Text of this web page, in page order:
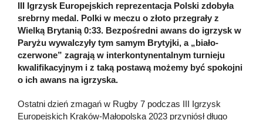
III Igrzysk Europejskich reprezentacja Polski zdobyła
srebrny medal. Polki w meczu o złoto przegrały z
Wielką Brytanią 0:33. Bezpośredni awans do igrzysk w
Paryżu wywalczyły tym samym Brytyjki, a „biało-
czerwone” zagrają w interkontynentalnym turnieju
kwalifikacyjnym i z taką postawą możemy być spokojni
o ich awans na igrzyska.
Ostatni dzień zmagań w Rugby 7 podczas III Igrzysk
Europejskich Kraków-Małopolska 2023 przyniósł długo